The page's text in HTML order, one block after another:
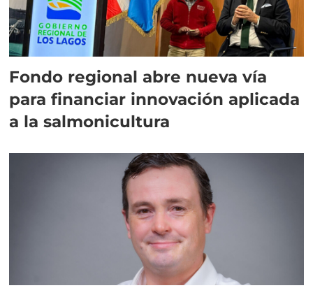
Fondo regional abre nueva vía
para financiar innovación aplicada
a la salmonicultura